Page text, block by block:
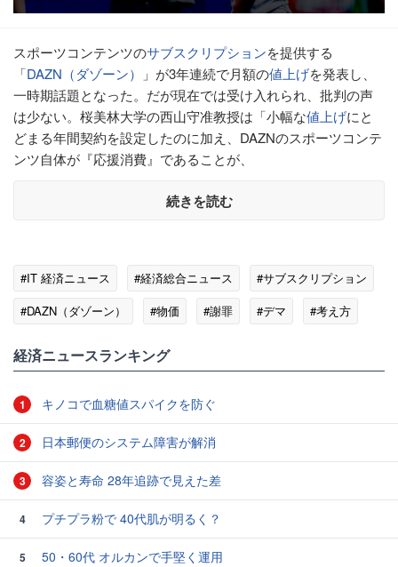
スポーツコンテンツのサブスクリプションを提供する
「DAZN（ダゾーン） 」が3年連続で月額の値上げを発表し、
一時期話題となった。だが現在では受け入れられ、批判の声
は少ない。桜美林大学の西山守准教授は「小幅な値上げにと
どまる年間契約を設定したのに加え、DAZNのスポーツコンテ
ンツ自体が『応援消費』であることが、
続きを読む
#IT 経済ニュース #経済総合ニュース
#サブスクリプション
#DAZN（ダゾーン）
#物価 #謝罪 #デマ
#考え方
経済ニュースランキング
1 キノコで血糖値スパイクを防ぐ
2 日本郵便のシステム障害が解消
3 容姿と寿命 28年追跡で見えた差
4 プチプラ粉で 40代肌が明るく？
5
50・60代 オルカンで手堅く運用